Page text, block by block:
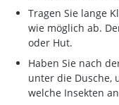
Tragen Sie lange
wie möglich ab.
oder Hut.
Haben Sie nach
unter die Dusche,
welche Insekten